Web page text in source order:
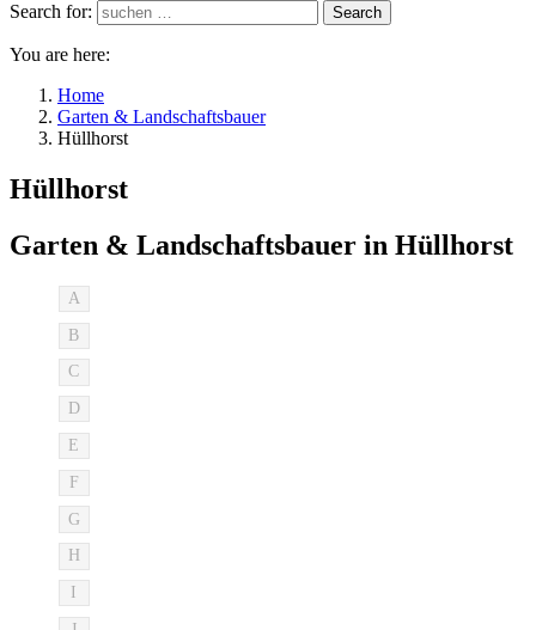
Search for:
Search
You are here:
Home
Garten & Landschaftsbauer
Hüllhorst
Hüllhorst
Garten & Landschaftsbauer in Hüllhorst
A
B
C
D
E
F
G
H
I